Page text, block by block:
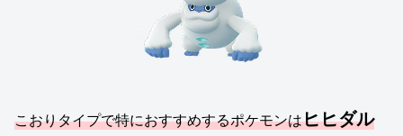
こおりタイプで特におすすめするポケモンはヒヒダル